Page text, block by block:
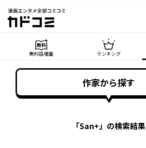
漫画エンタメ全部コミコミ
カドコミ
無料話増量 ランキング
作家から探す
「San+」の検索結果